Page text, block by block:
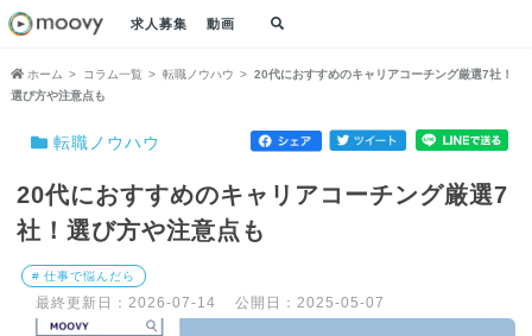
求人募集 動画
ホーム コラム一覧 転職ノウハウ
20代におすすめのキャリアコーチング厳選7社！
選び方や注意点も
転職ノウハウ
20代におすすめのキャリアコーチング厳選7
社！選び方や注意点も
# 仕事で悩んだら
最終更新日：2026-07-14 公開日：2025-05-07